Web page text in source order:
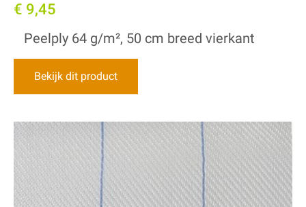
€ 9,45
Peelply 64 g/m², 50 cm breed vierkant
Bekijk dit product